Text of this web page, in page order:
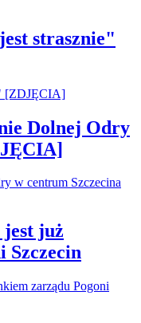
strasznie"
Dolnej Odry
jest już
Szczecin